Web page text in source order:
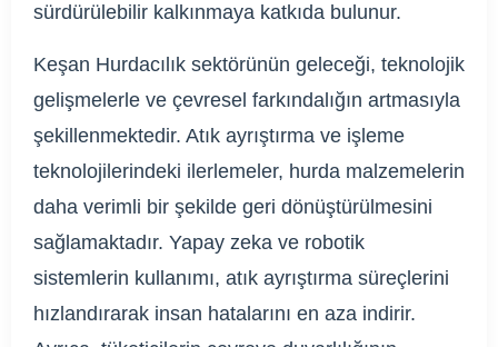
sürdürülebilir kalkınmaya katkıda bulunur.
Keşan Hurdacılık sektörünün geleceği, teknolojik
gelişmelerle ve çevresel farkındalığın artmasıyla
şekillenmektedir. Atık ayrıştırma ve işleme
teknolojilerindeki ilerlemeler, hurda malzemelerin
daha verimli bir şekilde geri dönüştürülmesini
sağlamaktadır. Yapay zeka ve robotik
sistemlerin kullanımı, atık ayrıştırma süreçlerini
hızlandırarak insan hatalarını en aza indirir.